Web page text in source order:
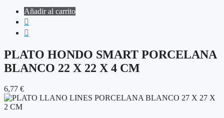
Añadir al carrito
PLATO HONDO SMART PORCELANA
BLANCO 22 X 22 X 4 CM
6,77 €